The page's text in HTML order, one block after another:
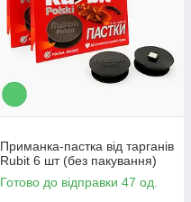
Приманка-пастка від тарганів
Rubit 6 шт (без пакування)
Готово до відправки 47 од.